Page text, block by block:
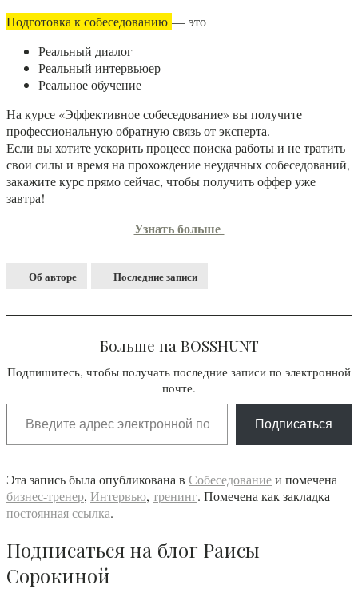
Подготовка к собеседованию — это
Реальный диалог
Реальный интервьюер
Реальное обучение
На курсе «Эффективное собеседование» вы получите
профессиональную обратную связь от эксперта.
Если вы хотите ускорить процесс поиска работы и не тратить
свои силы и время на прохождение неудачных собеседований,
закажите курс прямо сейчас, чтобы получить оффер уже
завтра!
Узнать больше
Об авторе Последние записи
Больше на BOSSHUNT
Подпишитесь, чтобы получать последние записи по электронной
почте.
Подписаться
Эта запись была опубликована в Собеседованиеи помечена
бизнес-тренер, Интервью, тренинг. Помечена как закладка
постоянная ссылка.
Подписаться на блог Раисы
Сорокиной